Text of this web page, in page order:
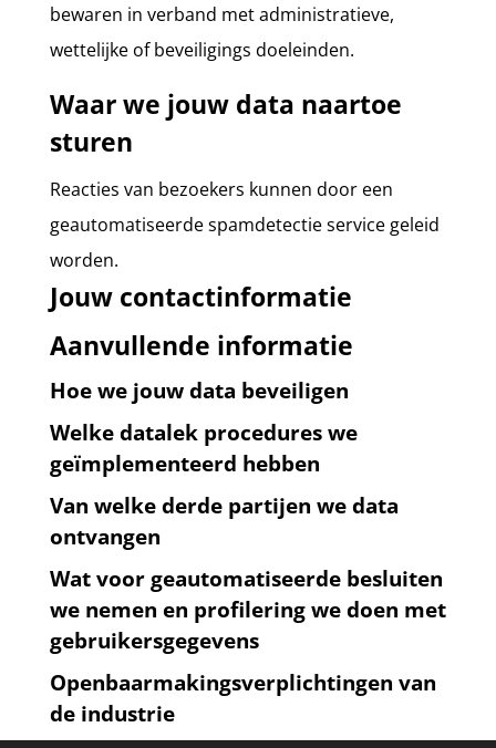
bewaren in verband met administratieve,
wettelijke of beveiligings doeleinden.
Waar we jouw data naartoe
sturen
Reacties van bezoekers kunnen door een
geautomatiseerde spamdetectie service geleid
worden.
Jouw contactinformatie
Aanvullende informatie
Hoe we jouw data beveiligen
Welke datalek procedures we
geïmplementeerd hebben
Van welke derde partijen we data
ontvangen
Wat voor geautomatiseerde besluiten
we nemen en profilering we doen met
gebruikersgegevens
Openbaarmakingsverplichtingen van
de industrie